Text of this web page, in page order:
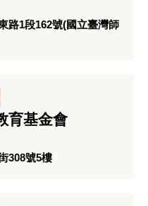
路1段162號(國立臺灣師
育基金會
308號5樓